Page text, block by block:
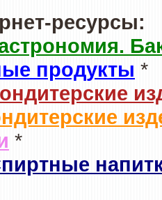
ресурсы:
продукты *
*